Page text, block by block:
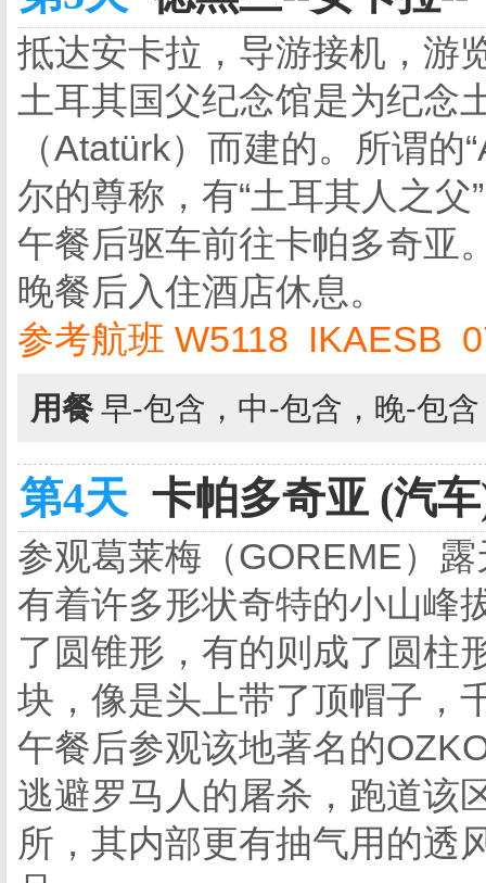
抵达安卡拉，导游接机，游
土耳其国父纪念馆是为纪念
（Atatürk）而建的。所谓
尔的尊称，有“土耳其人之父
午餐后驱车前往卡帕多奇亚
晚餐后入住酒店休息。
参考航班 W5118 IKAESB
用餐 早-包含，中-包含，晚-包
第4天 卡帕多奇亚 (汽
参观葛莱梅（GOREME）
有着许多形状奇特的小山峰
了圆锥形，有的则成了圆柱
块，像是头上带了顶帽子，
午餐后参观该地著名的
逃避罗马人的屠杀，跑道该
所，其内部更有抽气用的透